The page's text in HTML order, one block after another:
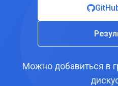
Можно добавиться в